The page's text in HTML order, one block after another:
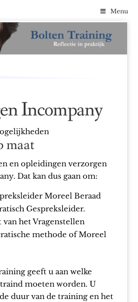
Menu
Incompany
maat
en opleidingen verzorgen
Dat kan dus gaan om:
Moreel Beraad
Gespreksleider.
het Vragenstellen
methode of Moreel
geeft u aan welke
moeten worden. U
duur van de training en het